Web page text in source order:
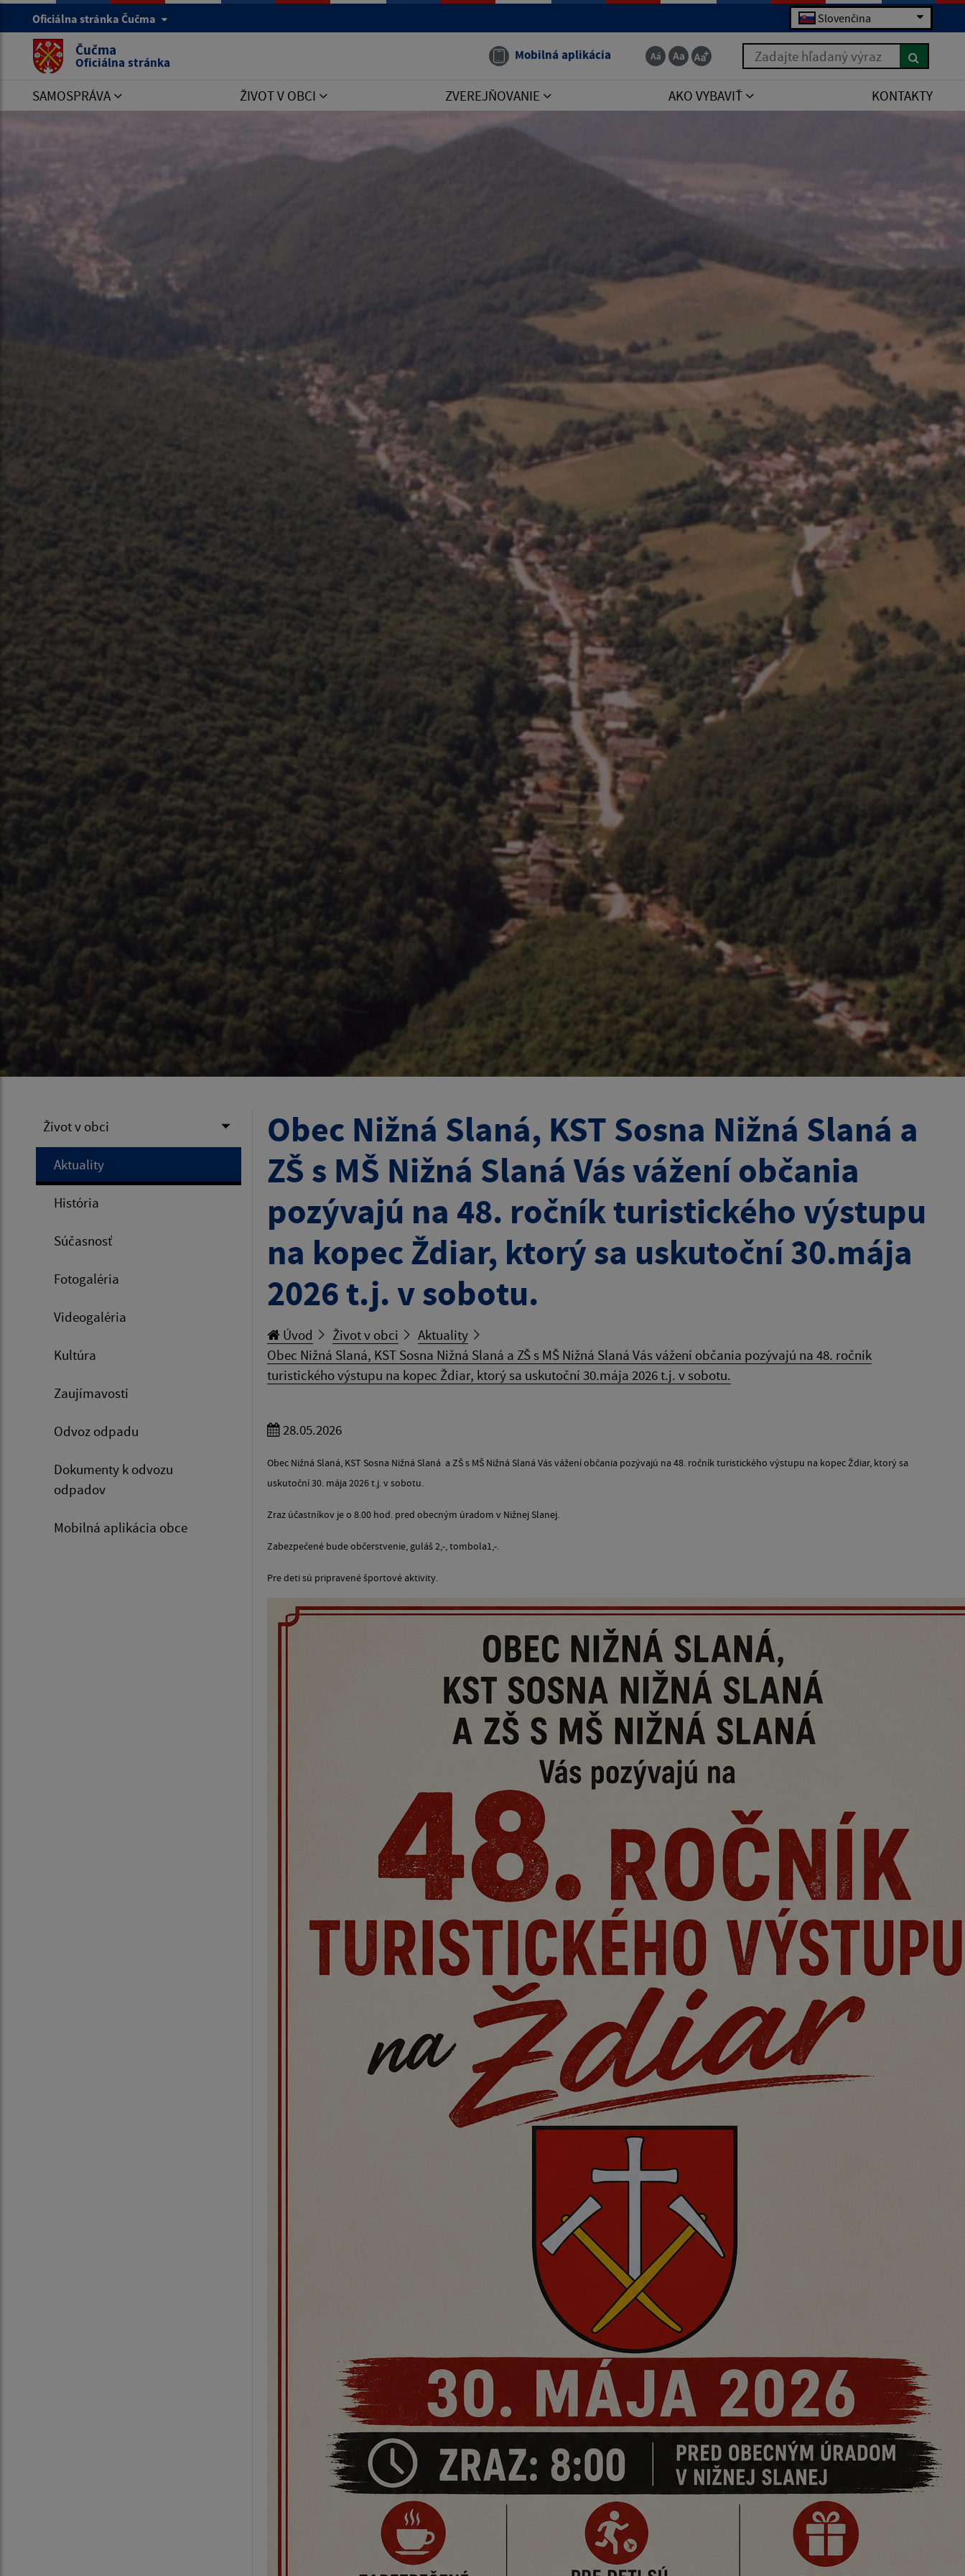
Oficiálna stránka Čučma Slovenčina
Čučma
Oficiálna stránka Mobilná aplikácia Zadajte hľadaný výraz
SAMOSPRÁVA ŽIVOT V OBCI ZVEREJŇOVANIE AKO VYBAVIŤ KONTAKTY
Život v obci
Aktuality
História
Súčasnosť
Fotogaléria
Videogaléria
Kultúra
Zaujímavosti
Odvoz odpadu
Dokumenty k odvozu
odpadov
Mobilná aplikácia obce
Obec Nižná Slaná, KST Sosna Nižná Slaná a
ZŠ s MŠ Nižná Slaná Vás vážení občania
pozývajú na 48. ročník turistického výstupu
na kopec Ždiar, ktorý sa uskutoční 30.mája
2026 t.j. v sobotu.
Úvod Život v obci
Aktuality
Obec Nižná Slaná, KST Sosna Nižná Slaná a ZŠ s MŠ Nižná Slaná Vás vážení občania pozývajú na 48. ročník
turistického výstupu na kopec Ždiar, ktorý sa uskutoční 30.mája 2026 t.j. v sobotu.
28.05.2026
Obec Nižná Slaná, KST Sosna Nižná Slaná a ZŠ s MŠ Nižná Slaná Vás vážení občania pozývajú na 48. ročník turistického výstupu na kopec Ždiar, ktorý sa
uskutoční 30. mája 2026 t.j. v sobotu.
Zraz účastníkov je o 8.00 hod. pred obecným úradom v Nižnej Slanej.
Zabezpečené bude občerstvenie, guláš 2,-, tombola1,-.
Pre deti sú pripravené športové aktivity.